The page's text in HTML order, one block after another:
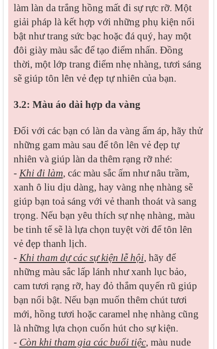
làm làn da trắng hồng mất đi sự rực rỡ. Một
giải pháp là kết hợp với những phụ kiện nổi
bật như trang sức bạc hoặc đá quý, hay một
đôi giày màu sắc để tạo điểm nhấn. Đồng
thời, một lớp trang điểm nhẹ nhàng, tươi sáng
sẽ giúp tôn lên vẻ đẹp tự nhiên của bạn.
3.2: Màu áo dài hợp da vàng
Đối với các bạn có làn da vàng ấm áp, hãy thử
những gam màu sau để tôn lên vẻ đẹp tự
nhiên và giúp làn da thêm rạng rỡ nhé:
- Khi đi làm, các màu sắc ấm như nâu trầm,
xanh ô liu dịu dàng, hay vàng nhẹ nhàng sẽ
giúp bạn toả sáng với vẻ thanh thoát và sang
trọng. Nếu bạn yêu thích sự nhẹ nhàng, màu
be tinh tế sẽ là lựa chọn tuyệt vời để tôn lên
vẻ đẹp thanh lịch.
- Khi tham dự các sự kiện lễ hội, hãy để
những màu sắc lấp lánh như xanh lục bảo,
cam tươi rạng rỡ, hay đỏ thắm quyến rũ giúp
bạn nổi bật. Nếu bạn muốn thêm chút tươi
mới, hồng tươi hoặc caramel nhẹ nhàng cũng
là những lựa chọn cuốn hút cho sự kiện.
- Còn khi tham gia các buổi tiệc, màu nude